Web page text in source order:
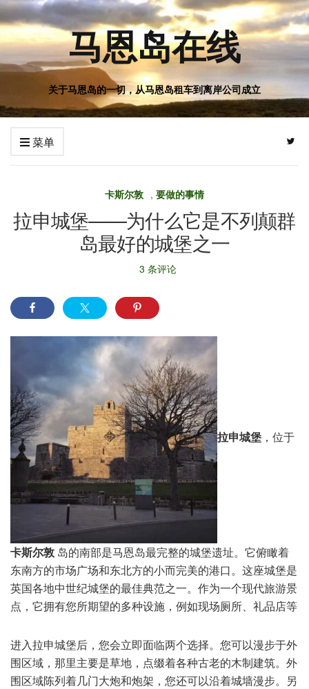
马恩岛在线
关于马恩岛的一切，从马恩岛租车到离岸公司成立
菜单
卡斯尔敦 , 要做的事情
拉申城堡——为什么它是不列颠群
岛最好的城堡之一
3 条评论
拉申城堡 ，位于
卡斯尔敦 岛的南部是马恩岛最完整的城堡遗址。它俯瞰着
东南方的市场广场和东北方的小而完美的港口。这座城堡是
英国各地中世纪城堡的最佳典范之一。作为一个现代旅游景
点，它拥有您所期望的多种设施，例如现场厕所、礼品店等
进入拉申城堡后，您会立即面临两个选择。您可以漫步于外
围区域，那里主要是草地，点缀着各种古老的木制建筑。外
围区域陈列着几门大炮和炮架，您还可以沿着城墙漫步。另